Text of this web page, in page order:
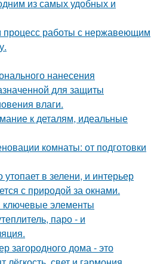
из самых удобных и
работы с нержавеющим
нанесения
для защиты
влаги.
к деталям, идеальные
комнаты: от подготовки
в зелени, и интерьер
с природой за окнами.
элементы
паро - и
загородного дома - это